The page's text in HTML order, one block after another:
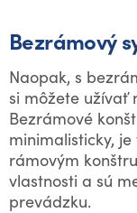
Bezrámový
Naopak, s
si môžete užívať
Bezrámové
minimalisticky,
rámovým
vlastnosti a sú
prevádzku.